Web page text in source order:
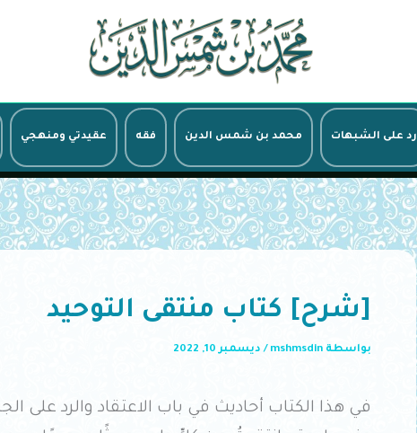
رد على الشبهات محمد بن شمس الدين فقه عقيدتي ومنهجي
[شرح] كتاب منتقى التوحيد
بواسطة mshmsdin
/ ديسمبر 10, 2022
في هذا الكتاب أحاديث في باب الاعتقاد والرد على